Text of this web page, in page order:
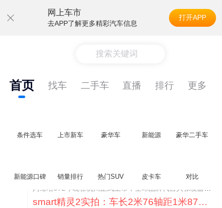
网上车市
去APP了解更多精彩汽车信息
打开APP
搜索关键词
首页 找车 二手车 直播 排行 更多
条件选车 上市新车 豪华车 新能源 豪华二手车
新能源口碑 销量排行 热门SUV 皮卡车 对比阿维塔07L限时权益价21.99万起，张凌赫成首位车主
smart精灵2实拍：车长2米76轴距1米87，车重1.1吨